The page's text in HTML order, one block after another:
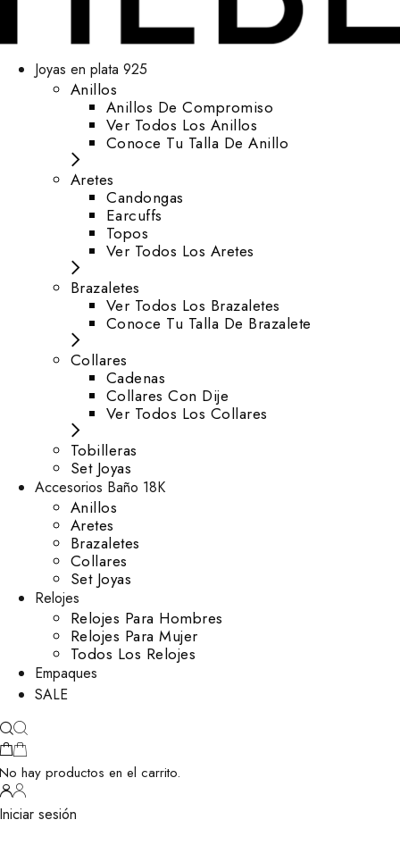
Joyas en plata 925
Anillos
Anillos De Compromiso
Ver Todos Los Anillos
Conoce Tu Talla De Anillo
Aretes
⁠Candongas
Earcuffs
Topos
Ver Todos Los Aretes
Brazaletes
Ver Todos Los Brazaletes
Conoce Tu Talla De Brazalete
Collares
Cadenas
Collares Con Dije
Ver Todos Los Collares
Tobilleras
Set Joyas
Accesorios Baño 18K
Anillos
Aretes
Brazaletes
Collares
Set Joyas
Relojes
Relojes Para Hombres
Relojes Para Mujer
Todos Los Relojes
Empaques
SALE
hay productos en el carrito.
sesión